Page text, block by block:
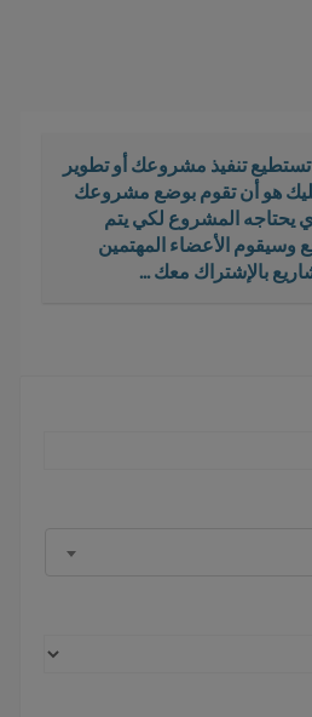
n
تنفيذ مشروعك أو تطوير
هو أن تقوم بوضع مشروعك
يحتاجه المشروع لكي يتم
وسيقوم الأعضاء المهتمين
بالإشتراك معك ...